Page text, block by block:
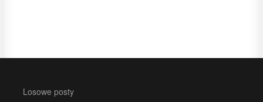
Losowe posty